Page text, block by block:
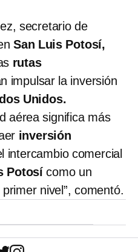
secretario de
San Luis Potosí,
rutas
impulsar la inversión
Unidos.
aérea significa más
inversión
intercambio comercial
Potosícomo un
nivel”, comentó.